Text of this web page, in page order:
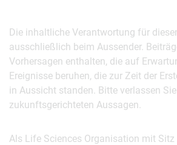
Die inhaltliche Verantwortung für
ausschließlich beim Aussender.
Vorhersagen enthalten, die auf
Ereignisse beruhen, die zur Zeit der
in Aussicht standen. Bitte verlassen
zukunftsgerichteten Aussagen.
Als Life Sciences Organisation mit